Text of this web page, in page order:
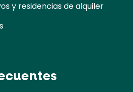
y residencias de alquiler